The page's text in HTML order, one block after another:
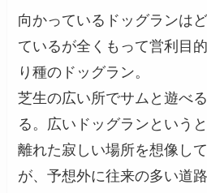
向かっているドッグランは
ているが全くもって営利目
り種のドッグラン。
芝生の広い所でサムと遊べ
る。広いドッグランという
離れた寂しい場所を想像し
が、予想外に往来の多い道